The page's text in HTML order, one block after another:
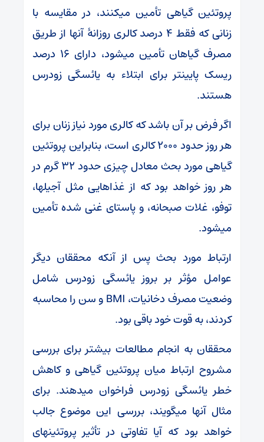
پروتئین گیاهی تأمین می‎کنند، در مقایسه با
زنانی که فقط 4 درصد کالری روزانۀ آنها از طریق
مصرف گیاهان تأمین می‎شود، دارای 16 درصد
ریسک پایین‎تر برای ابتلاء به یائسگی زودرس
هستند.
اگر فرض بر آن باشد که کالری مورد نیاز زنان برای
هر روز حدود 2000 کالری است، بنابراین پروتئین
گیاهی مورد بحث معادل چیزی حدود 32 گرم در
هر روز خواهد بود که از غذاهایی مثل آجیل‎ها،
توفو، غلات صبحانه، و پاستای غنی شده تأمین
می‎شود.
ارتباط مورد بحث پس از آنکه محققان دیگر
عوامل مؤثر بر بروز یائسگی زودرس شامل
وضعیت مصرف دخانیات، BMI و سن را محاسبه
کردند، به قوت خود باقی بود.
محققان به انجام مطالعات بیشتر برای بررسی
مشروح ارتباط میان پروتئین گیاهی و کاهش
خطر یائسگی زودرس فراخوان می‎دهند. برای
مثال آنها می‎گویند، بررسی این موضوع جالب
خواهد بود که آیا تفاوتی در تأثیر پروتئین‎های